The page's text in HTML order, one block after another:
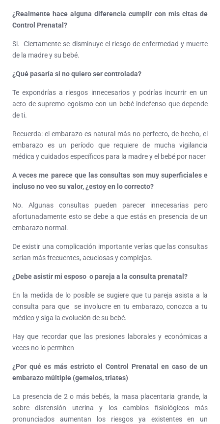
¿Realmente hace alguna diferencia cumplir con mis citas de
Control Prenatal?
Si. Ciertamente se disminuye el riesgo de enfermedad y muerte
de la madre y su bebé.
¿Qué pasaría si no quiero ser controlada?
Te expondrías a riesgos innecesarios y podrías incurrir en un
acto de supremo egoísmo con un bebé indefenso que depende
de ti.
Recuerda: el embarazo es natural más no perfecto, de hecho, el
embarazo es un período que requiere de mucha vigilancia
médica y cuidados específicos para la madre y el bebé por nacer
A veces me parece que las consultas son muy superficiales e
incluso no veo su valor, ¿estoy en lo correcto?
No. Algunas consultas pueden parecer innecesarias pero
afortunadamente esto se debe a que estás en presencia de un
embarazo normal.
De existir una complicación importante verías que las consultas
serian más frecuentes, acuciosas y complejas.
¿Debe asistir mi esposo o pareja a la consulta prenatal?
En la medida de lo posible se sugiere que tu pareja asista a la
consulta para que se involucre en tu embarazo, conozca a tu
médico y siga la evolución de su bebé.
Hay que recordar que las presiones laborales y económicas a
veces no lo permiten
¿Por qué es más estricto el Control Prenatal en caso de un
embarazo múltiple (gemelos, triates)
La presencia de 2 o más bebés, la masa placentaria grande, la
sobre distensión uterina y los cambios fisiológicos más
pronunciados aumentan los riesgos ya existentes en un